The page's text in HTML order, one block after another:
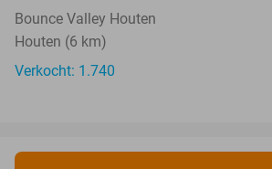
Bounce Valley Houten
Houten (6 km)
Verkocht: 1.740